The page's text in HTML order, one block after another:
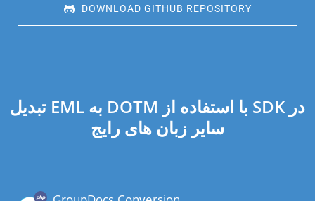
DOWNLOAD GITHUB REPOSITORY
تبدیل EML به DOTM با استفاده از SDK در
سایر زبان های رایج